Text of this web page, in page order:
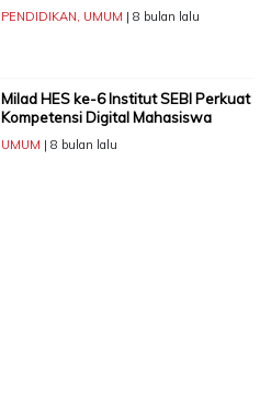
PENDIDIKAN, UMUM | 8 bulan lalu
Milad HES ke-6 Institut SEBI Perkuat
Kompetensi Digital Mahasiswa
UMUM | 8 bulan lalu